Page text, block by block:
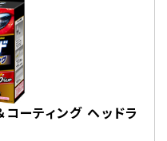
コーティング ヘッドラ